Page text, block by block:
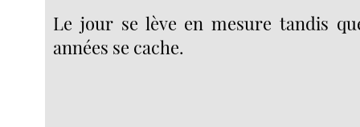
Le jour se lève en mesure tandis
années se cache.